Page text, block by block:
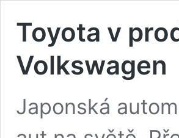
Toyota v
Volkswagen
Japonská